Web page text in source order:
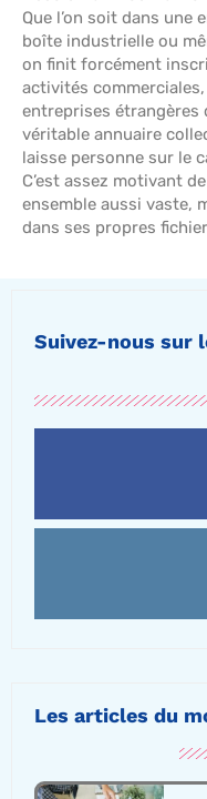
Que l’on soit dans une
boîte industrielle ou
on finit forcément
activités
entreprises étrangères
véritable annuaire
laisse personne sur le
C’est assez motivant
ensemble aussi vaste,
dans ses propres
Suivez-nous sur
Les articles du